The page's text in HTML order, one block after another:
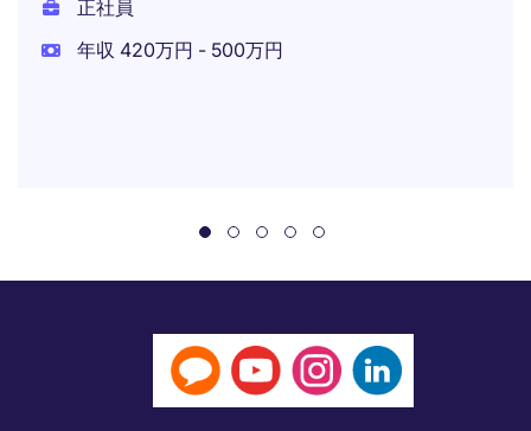
正社員
年収 420万円 - 500万円